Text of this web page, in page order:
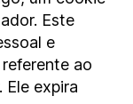
Este
e
ao
expira